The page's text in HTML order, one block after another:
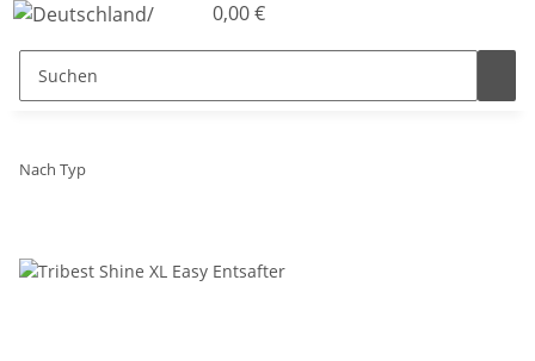
0,00 €
Nach Typ